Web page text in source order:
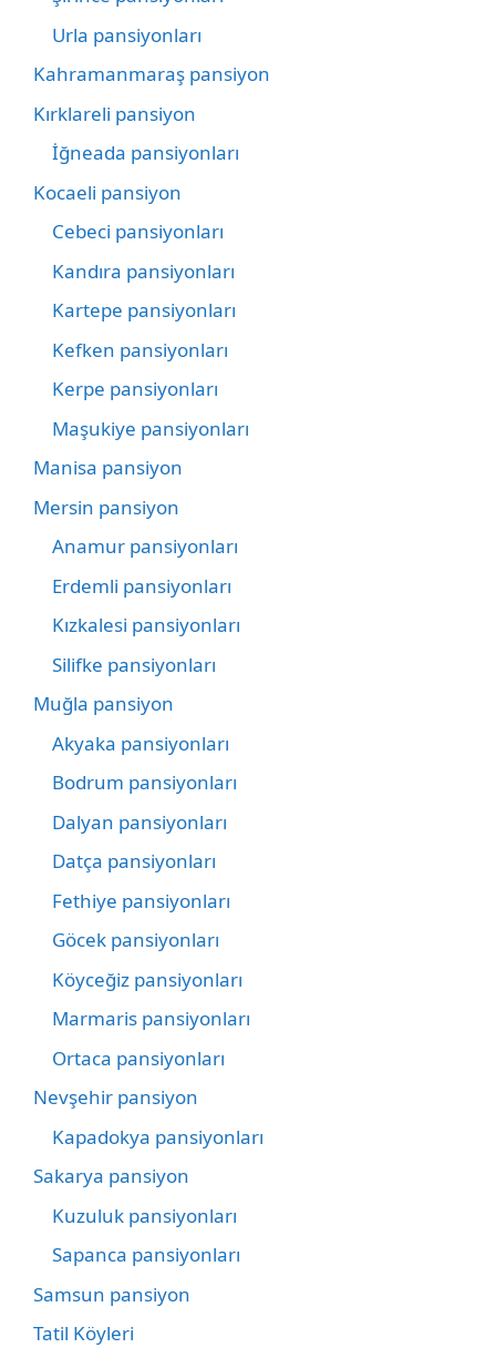
Urla pansiyonları
Kahramanmaraş pansiyon
Kırklareli pansiyon
İğneada pansiyonları
Kocaeli pansiyon
Cebeci pansiyonları
Kandıra pansiyonları
Kartepe pansiyonları
Kefken pansiyonları
Kerpe pansiyonları
Maşukiye pansiyonları
Manisa pansiyon
Mersin pansiyon
Anamur pansiyonları
Erdemli pansiyonları
Kızkalesi pansiyonları
Silifke pansiyonları
Muğla pansiyon
Akyaka pansiyonları
Bodrum pansiyonları
Dalyan pansiyonları
Datça pansiyonları
Fethiye pansiyonları
Göcek pansiyonları
Köyceğiz pansiyonları
Marmaris pansiyonları
Ortaca pansiyonları
Nevşehir pansiyon
Kapadokya pansiyonları
Sakarya pansiyon
Kuzuluk pansiyonları
Sapanca pansiyonları
Samsun pansiyon
Tatil Köyleri